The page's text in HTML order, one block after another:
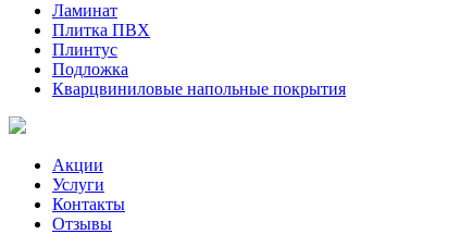
Ламинат
Плитка ПВХ
Плинтус
Подложка
Кварцвиниловые напольные покрытия
Акции
Услуги
Контакты
Отзывы